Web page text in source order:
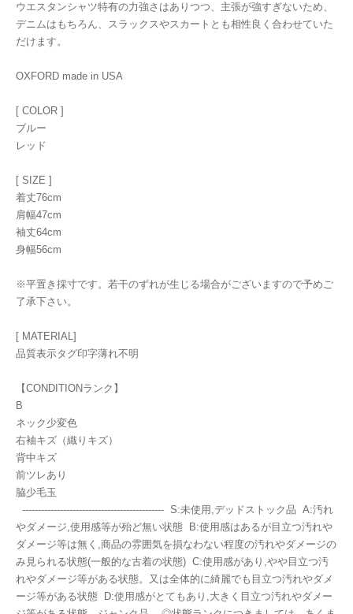
ウエスタンシャツ特有の力強さはありつつ、主張が強すぎないため、
デニムはもちろん、スラックスやスカートとも相性良く合わせていた
だけます。
OXFORD made in USA
[ COLOR ]
ブルー
レッド
[ SIZE ]
着丈76cm
肩幅47cm
袖丈64cm
身幅56cm
※平置き採寸です。若干のずれが生じる場合がございますので予めご
了承下さい。
[ MATERIAL]
品質表示タグ印字薄れ不明
【CONDITIONランク】
B
ネック少変色
右袖キズ（織りキズ）
背中キズ
前ツレあり
脇少毛玉
--------------------------------------------- S:未使用,デッドストック品 A:汚れ
やダメージ,使用感等が殆ど無い状態 B:使用感はあるが目立つ汚れや
ダメージ等は無く,商品の雰囲気を損なわない程度の汚れやダメージの
み見られる状態(一般的な古着の状態) C:使用感があり,やや目立つ汚
れやダメージ等がある状態。又は全体的に綺麗でも目立つ汚れやダメ
ージ等がある状態 D:使用感がとてもあり,大きく目立つ汚れやダメー